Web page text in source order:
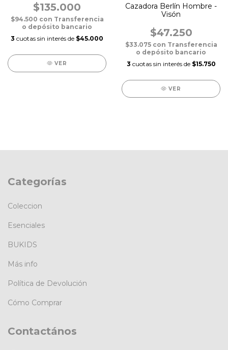
$135.000
$94.500 con Transferencia
o depósito bancario
3 cuotas sin interés de $45.000
VER
Cazadora Berlín Hombre -
Visón
$47.250
$33.075 con Transferencia
o depósito bancario
3 cuotas sin interés de $15.750
VER
Categorías
Coleccion
Esenciales
BUKIDS
Más info
Política de Devolución
Cómo Comprar
Contactános